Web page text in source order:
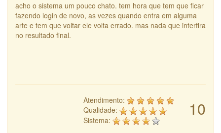
acho o sistema um pouco chato. tem hora que tem que ficar
fazendo login de novo, as vezes quando entra em alguma
arte e tem que voltar ele volta errado. mas nada que interfira
no resultado final.
10
Atendimento:
Qualidade:
Sistema: